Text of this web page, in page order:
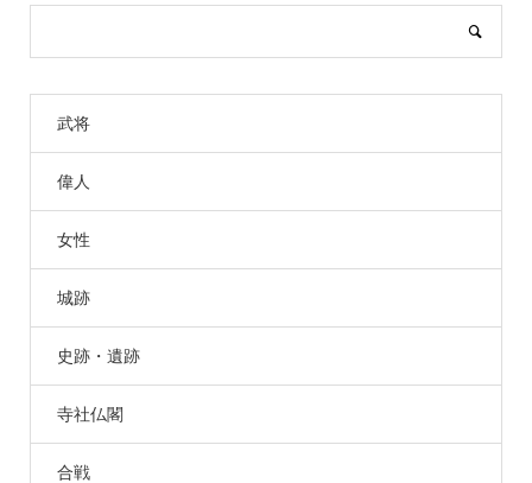
武将
偉人
女性
城跡
史跡・遺跡
寺社仏閣
合戦